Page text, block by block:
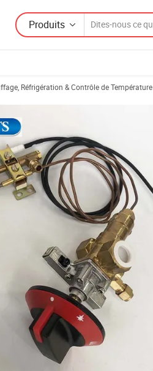
Produits
Réfrigération & Contrôle de Température